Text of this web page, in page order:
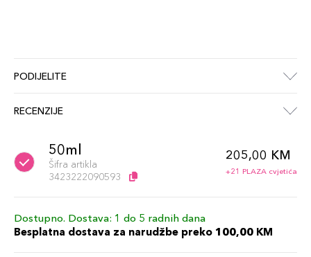
PODIJELITE
RECENZIJE
50ml
Šifra artikla
3423222090593
205,00 KM
+21 PLAZA cvjetića
Dostupno. Dostava: 1 do 5 radnih dana
Besplatna dostava za narudžbe preko 100,00 KM